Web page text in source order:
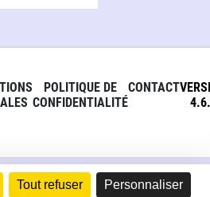
Tout refuser Personnaliser
POLITIQUE DE
CONFIDENTIALITÉ
CONTACT